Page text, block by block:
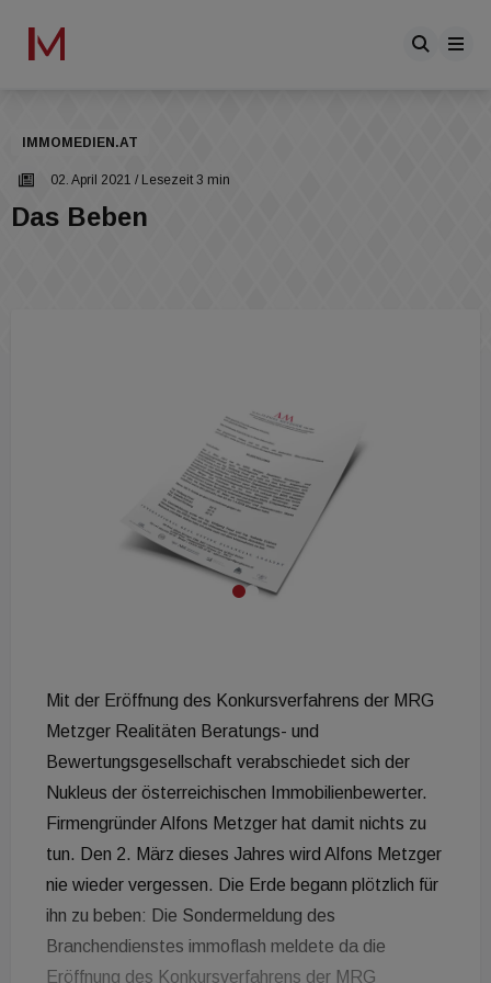
IMMOMEDIEN.AT
02. April 2021 / Lesezeit 3 min
Das Beben
Mit der Eröffnung des Konkursverfahrens der MRG
Metzger Realitäten Beratungs- und
Bewertungsgesellschaft verabschiedet sich der
Nukleus der österreichischen Immobilienbewerter.
Firmengründer Alfons Metzger hat damit nichts zu
tun. Den 2. März dieses Jahres wird Alfons Metzger
nie wieder vergessen. Die Erde begann plötzlich für
ihn zu beben: Die Sondermeldung des
Branchendienstes immoflash meldete da die
Eröffnung des Konkursverfahrens der MRG